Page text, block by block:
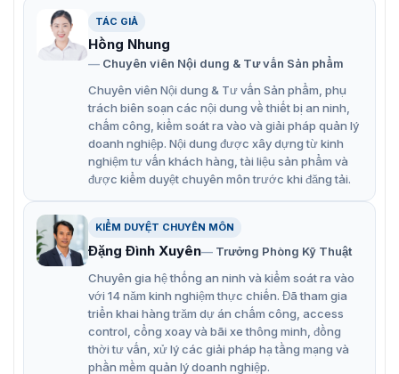
sát cả ngày lẫn đêm.
Tính năng nổi bật của ZKTeco BL-854N38S
H.265Công nghệ H.265 là sự tối ưu hóa tiến hóa của
H.264 truyền thống. Nó bao gồm một loạt các chiến
lược mã hóa như ROI động, giảm nhiễu 2D & 3D
thông minh để cung cấp video chất lượng cao và tiết
kiệm đáng kể băng thông và bộ nhớ lên đến 70%.
Sự bảo vệVới thiết kế cơ học chính xác và vỏ kim loại
chắc chắn, camera IP của dòng BioEco được xếp
hạng IP67 có thể chống nước và lâu ngày bám
bụi.Hỗ trợ ± 10% dung sai điện áp đầu vào, máy ảnh
có thể hoạt động an toàn trong điều kiện nguồn điện
khắc nghiệt hoặc không ổn định.
Với phạm vi nhiệt độ làm việc từ -30 ° C đến 60 ° C,
máy ảnh có thể được sử dụng trong nhiều môi trường
TÁC GIẢ
Hồng Nhung
Chuyên viên Nội dung & Tư vấn Sản phẩm
Chuyên viên Nội dung & Tư vấn Sản phẩm, phụ
trách biên soạn các nội dung về thiết bị an ninh,
chấm công, kiểm soát ra vào và giải pháp quản lý
doanh nghiệp. Nội dung được xây dựng từ kinh
nghiệm tư vấn khách hàng, tài liệu sản phẩm và
được kiểm duyệt chuyên môn trước khi đăng tải.
KIỂM DUYỆT CHUYÊN MÔN
Đặng Đình Xuyên
Trưởng Phòng Kỹ Thuật
Chuyên gia hệ thống an ninh và kiểm soát ra vào
với 14 năm kinh nghiệm thực chiến. Đã tham gia
triển khai hàng trăm dự án chấm công, access
control, cổng xoay và bãi xe thông minh, đồng
thời tư vấn, xử lý các giải pháp hạ tầng mạng và
phần mềm quản lý doanh nghiệp.